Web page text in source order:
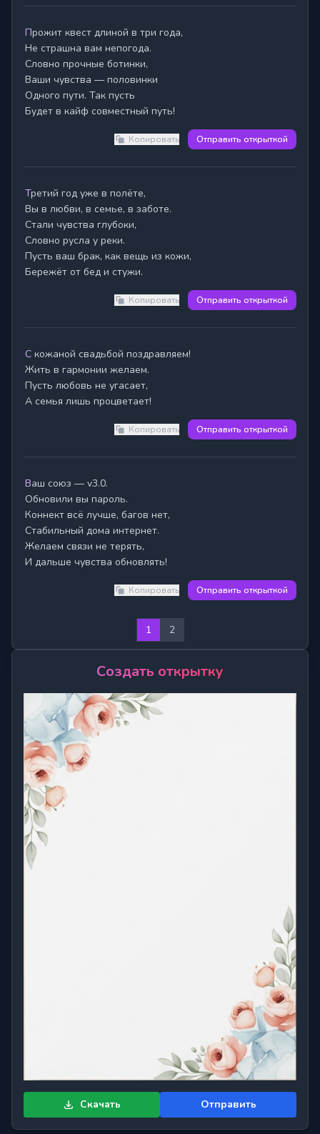
Прожит квест длиной в три года,
Не страшна вам непогода.
Словно прочные ботинки,
Ваши чувства — половинки
Одного пути. Так пусть
Будет в кайф совместный путь!
Копировать Отправить открыткой
Третий год уже в полёте,
Вы в любви, в семье, в заботе.
Стали чувства глубоки,
Словно русла у реки.
Пусть ваш брак, как вещь из кожи,
Бережёт от бед и стужи.
Копировать Отправить открыткой
С кожаной свадьбой поздравляем!
Жить в гармонии желаем.
Пусть любовь не угасает,
Копировать Отправить открыткой
Ваш союз — v3.0.
Обновили вы пароль.
Коннект всё лучше, багов нет,
Стабильный дома интернет.
Желаем связи не терять,
И дальше чувства обновлять!
Копировать Отправить открыткой
1 2
Создать открытку
Скачать Отправить